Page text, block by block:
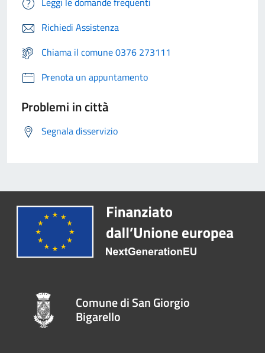
Richiedi Assistenza
Chiama il comune 0376 273111
Prenota un appuntamento
Problemi in città
Segnala disservizio
Comune di San Giorgio
Bigarello